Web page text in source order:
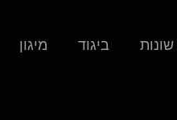
מיגון ביגוד שונות